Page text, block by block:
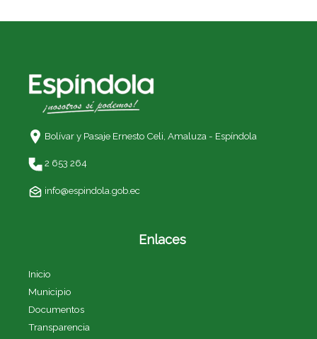
Bolívar y Pasaje Ernesto Celi, Amaluza - Espíndola
2 653 264
info@espindola.gob.ec
Enlaces
Inicio
Municipio
Documentos
Transparencia